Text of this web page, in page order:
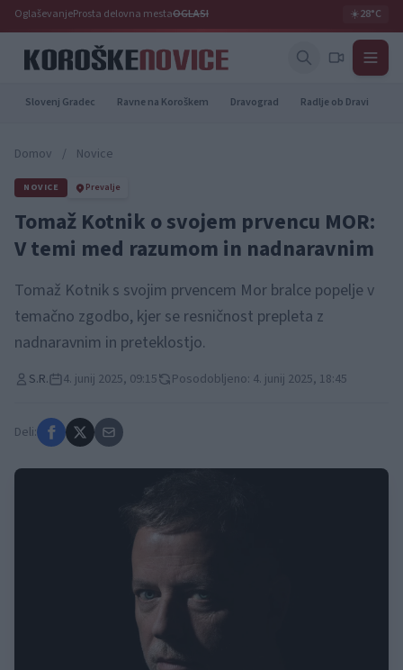
OglaševanjeProsta delovna mestaOGLASI ☀️28°C
Slovenj Gradec Ravne na Koroškem Dravograd Radlje ob Dravi
Domov / Novice
NOVICE Prevalje
Tomaž Kotnik o svojem prvencu MOR:
V temi med razumom in nadnaravnim
Tomaž Kotnik s svojim prvencem Mor bralce popelje v
temačno zgodbo, kjer se resničnost prepleta z
nadnaravnim in preteklostjo.
S.R. 4. junij 2025, 09:15 Posodobljeno: 4. junij 2025, 18:45
Deli: